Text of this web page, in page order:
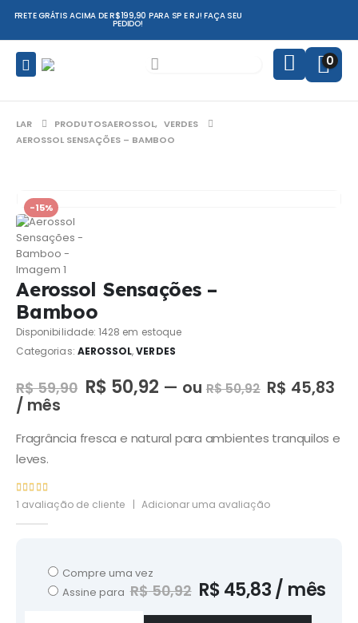
FRETE GRÁTIS ACIMA DE R$199,90 PARA SP E RJ! FAÇA SEU
PEDIDO!
0
LAR PRODUTOSAEROSSOL, VERDES
AEROSSOL SENSAÇÕES – BAMBOO
-15%
Aerossol Sensações –
Bamboo
Disponibilidade:1428 em estoque
Categorias: AEROSSOL,VERDES
R$59,90 R$ 50,92 — ou R$50,92 R$ 45,83
/ mês
Fragrância fresca e natural para ambientes tranquilos e
leves.
5.00de 5
1 avaliação de cliente | Adicionar uma avaliação
Compre uma vez
Assine para R$50,92 R$45,83/ mês